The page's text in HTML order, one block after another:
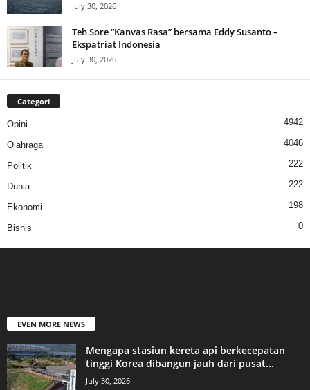
July 30, 2026
Teh Sore “Kanvas Rasa” bersama Eddy Susanto –
Ekspatriat Indonesia
July 30, 2026
Categori
Opini 4942
Olahraga 4046
Politik 222
Dunia 222
Ekonomi 198
Bisnis 0
EVEN MORE NEWS
Mengapa stasiun kereta api berkecepatan
tinggi Korea dibangun jauh dari pusat...
July 30, 2026